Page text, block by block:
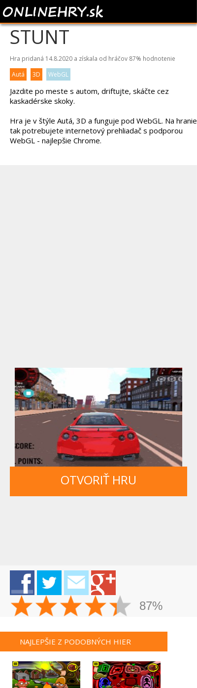
GTR DRIFT AND
STUNT
Hra pridaná 14.8.2020 a získala od hráčov 87% hodnotenie
Autá
3D WebGL
Jazdite po meste s autom, driftujte, skáčte cez
kaskadérske skoky.
Hra je v štýle Autá, 3D a funguje pod WebGL. Na hranie
tak potrebujete internetový prehliadač s podporou
WebGL - najlepšie Chrome.
OTVORIŤ HRU
87%
NAJLEPŠIE Z PODOBNÝCH HIER